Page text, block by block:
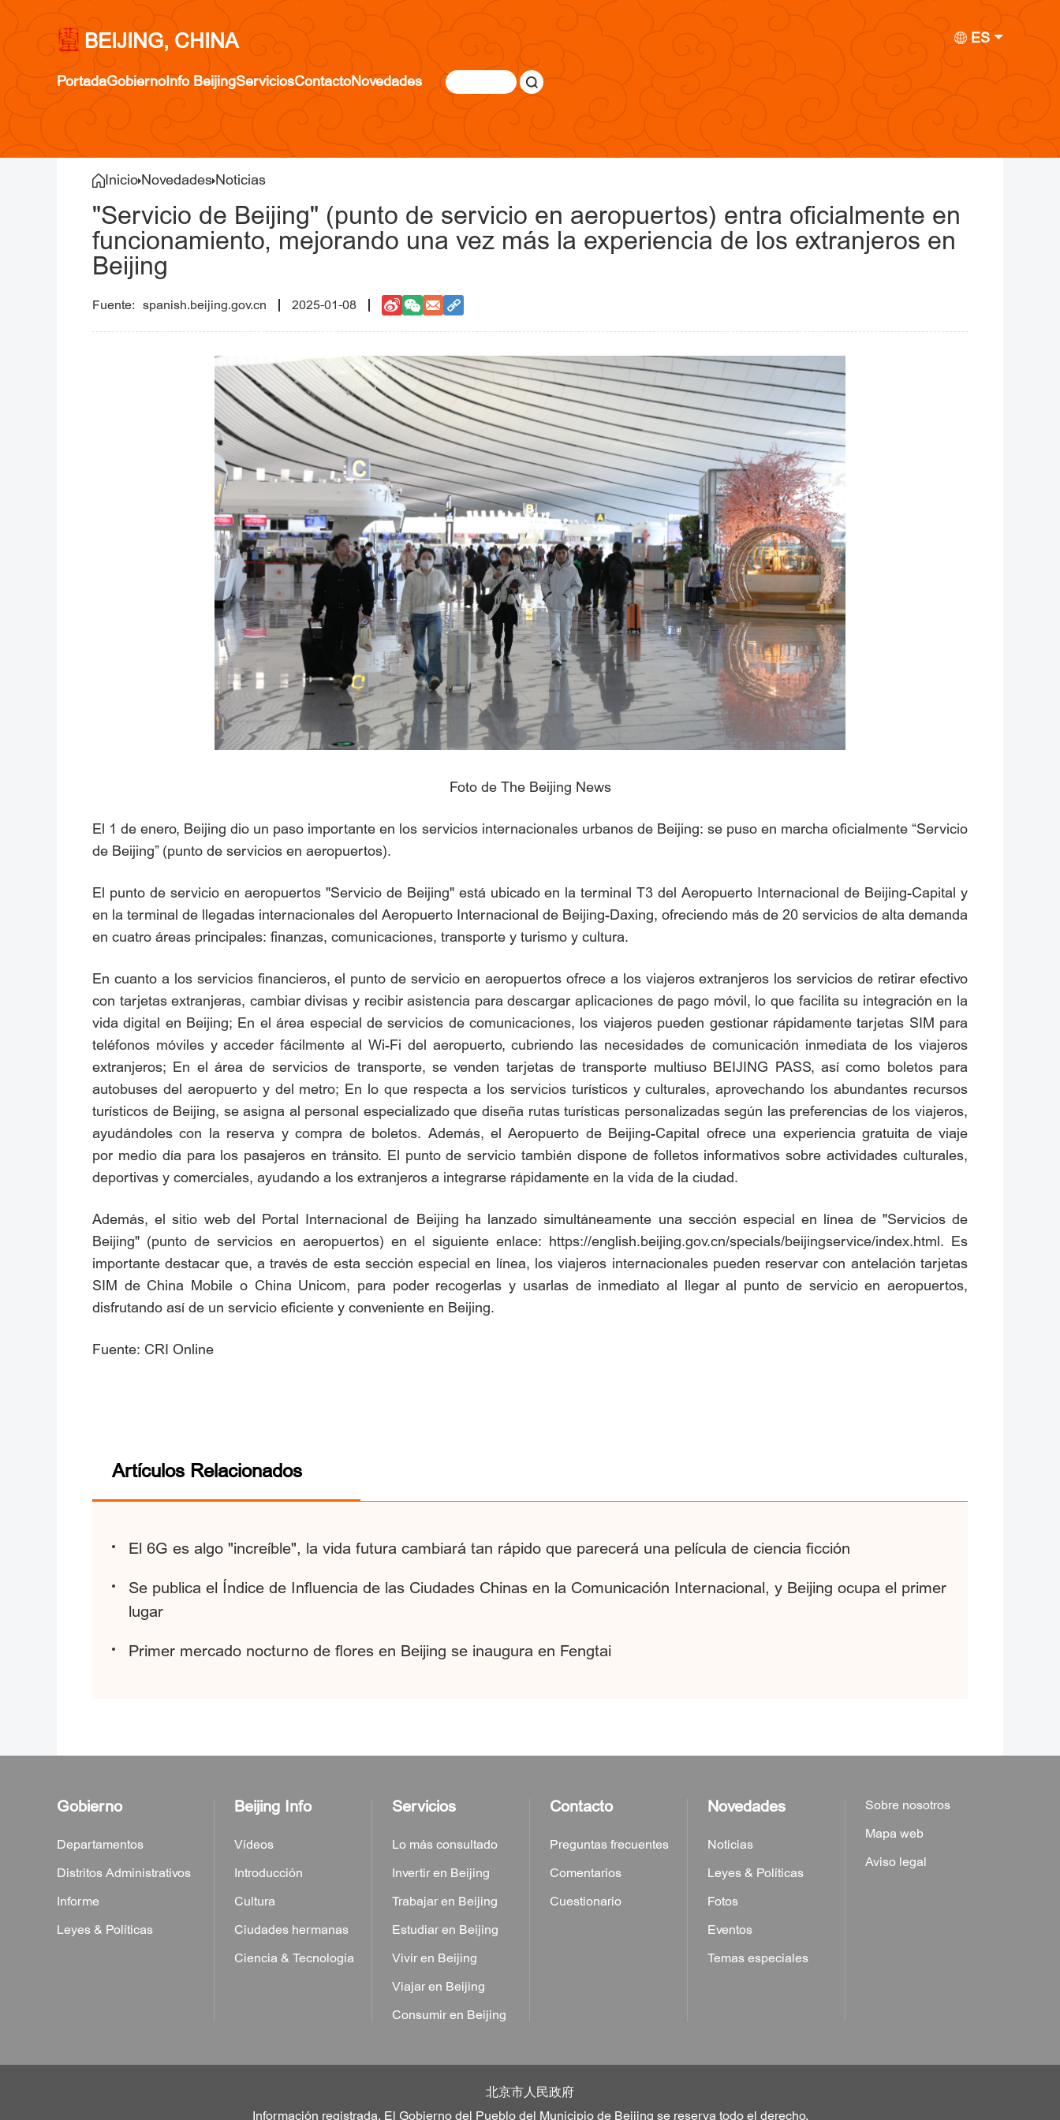
BEIJING, CHINA ES
PortadaGobiernoInfo BeijingServiciosContactoNovedades
Inicio Novedades Noticias
"Servicio de Beijing" (punto de servicio en aeropuertos) entra oficialmente en
funcionamiento, mejorando una vez más la experiencia de los extranjeros en
Beijing
spanish.beijing.gov.cn 2025-01-08
Foto de The Beijing News
El 1 de enero, Beijing dio un paso importante en los servicios internacionales urbanos de Beijing: se puso en marcha oficialmente “Servicio
de Beijing” (punto de servicios en aeropuertos).
El punto de servicio en aeropuertos "Servicio de Beijing" está ubicado en la terminal T3 del Aeropuerto Internacional de Beijing-Capital y
en la terminal de llegadas internacionales del Aeropuerto Internacional de Beijing-Daxing, ofreciendo más de 20 servicios de alta demanda
en cuatro áreas principales: finanzas, comunicaciones, transporte y turismo y cultura.
En cuanto a los servicios financieros, el punto de servicio en aeropuertos ofrece a los viajeros extranjeros los servicios de retirar efectivo
con tarjetas extranjeras, cambiar divisas y recibir asistencia para descargar aplicaciones de pago móvil, lo que facilita su integración en la
vida digital en Beijing; En el área especial de servicios de comunicaciones, los viajeros pueden gestionar rápidamente tarjetas SIM para
teléfonos móviles y acceder fácilmente al Wi-Fi del aeropuerto, cubriendo las necesidades de comunicación inmediata de los viajeros
extranjeros; En el área de servicios de transporte, se venden tarjetas de transporte multiuso BEIJING PASS, así como boletos para
autobuses del aeropuerto y del metro; En lo que respecta a los servicios turísticos y culturales, aprovechando los abundantes recursos
turísticos de Beijing, se asigna al personal especializado que diseña rutas turísticas personalizadas según las preferencias de los viajeros,
ayudándoles con la reserva y compra de boletos. Además, el Aeropuerto de Beijing-Capital ofrece una experiencia gratuita de viaje
por medio día para los pasajeros en tránsito. El punto de servicio también dispone de folletos informativos sobre actividades culturales,
deportivas y comerciales, ayudando a los extranjeros a integrarse rápidamente en la vida de la ciudad.
Además, el sitio web del Portal Internacional de Beijing ha lanzado simultáneamente una sección especial en línea de "Servicios de
Beijing" (punto de servicios en aeropuertos) en el siguiente enlace: https://english.beijing.gov.cn/specials/beijingservice/index.html. Es
importante destacar que, a través de esta sección especial en línea, los viajeros internacionales pueden reservar con antelación tarjetas
SIM de China Mobile o China Unicom, para poder recogerlas y usarlas de inmediato al llegar al punto de servicio en aeropuertos,
disfrutando así de un servicio eficiente y conveniente en Beijing.
Fuente: CRI Online
Artículos Relacionados
El 6G es algo "increíble", la vida futura cambiará tan rápido que parecerá una película de ciencia ficción
Se publica el Índice de Influencia de las Ciudades Chinas en la Comunicación Internacional, y Beijing ocupa el primer
lugar
Primer mercado nocturno de flores en Beijing se inaugura en Fengtai
Gobierno
Departamentos
Distritos Administrativos
Informe
Leyes & Políticas
Beijing Info
Vídeos
Introducción
Cultura
Ciudades hermanas
Ciencia & Tecnología
Servicios
Lo más consultado
Invertir en Beijing
Trabajar en Beijing
Estudiar en Beijing
Vivir en Beijing
Viajar en Beijing
Consumir en Beijing
Contacto
Preguntas frecuentes
Comentarios
Cuestionario
Novedades
Noticias
Leyes & Políticas
Fotos
Eventos
Temas especiales
Sobre nosotros
Mapa web
Aviso legal
北京市人民政府
Información registrada. El Gobierno del Pueblo del Municipio de Beijing se reserva todo el derecho.